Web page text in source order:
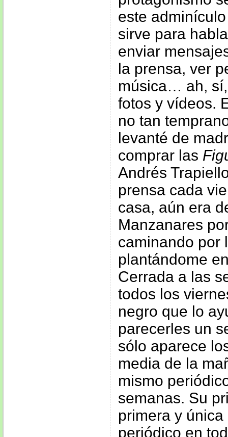
este
sirve para
enviar
la prensa, ver
música… ah,
fotos y vídeos.
no tan
levanté de
comprar las
Andrés
prensa cada
casa, aún era
Manzanares
caminando por
plantándome
Cerrada a las
todos los
negro que lo
parecerles un
sólo aparece
media de la
mismo
semanas. Su
primera y
periódico en